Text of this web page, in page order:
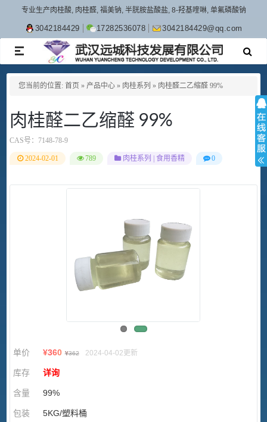
专业生产肉桂酸, 肉桂醛, 福美钠, 半胱胺盐酸盐, 8-羟基喹啉, 单氟磷酸钠
3042184429 17282536078 3042184429@qq.com
TOGGLE
NAVIGATION
您当前的位置: 首页 » 产品中心 » 肉桂系列 » 肉桂醛二乙缩醛 99%
肉桂醛二乙缩醛 99%
CAS号： 7148-78-9
2024-02-01 789 肉桂系列 食用香精 0
单价 ¥360 ¥362 2024-04-02更新
库存 详询
含量 99%
包装 5KG/塑料桶